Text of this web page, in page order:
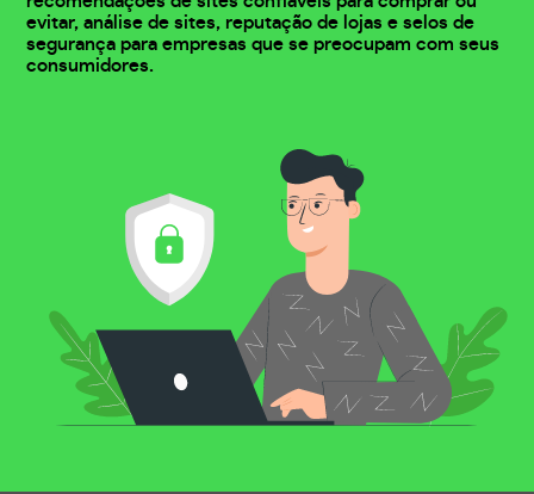
evitar, análise de sites, reputação de lojas e selos de
segurança para empresas que se preocupam com seus
consumidores.